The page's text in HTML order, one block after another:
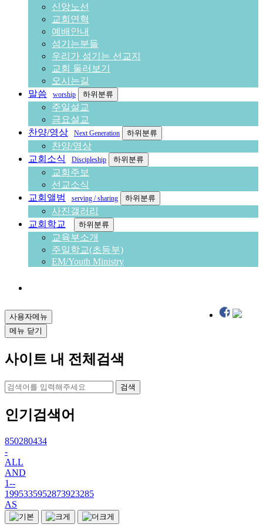
신앙노선
교회연혁
예배안내
섬기는분들
우리가 섬기는 선교지
교회 둘러보기
오시는길
말씀
worship 하위분류
주일설교
금요설교
찬양/영상
Next Generation 하위분류
찬양/영상
교회소식
Discipleship 하위분류
교회주보
선교소식
교회앨범
serving / sharing 하위분류
사진갤러리
교회학교
하위분류
교육부소개
주일학교(초등부)
EM/Youth Ministry
사용자메뉴
메뉴 닫기
사이트 내 전체검색
검색
인기검색어
850280434
-
ALL
AND
1--
1995335952873923285
AS